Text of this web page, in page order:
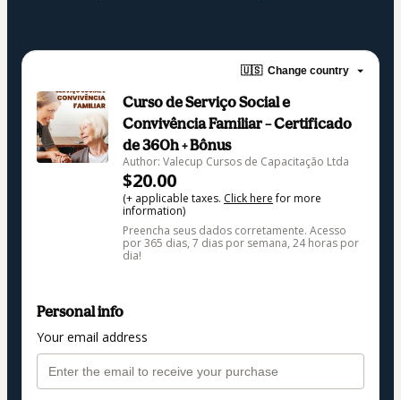
🇺🇸 Change country
Curso de Serviço Social e
Convivência Familiar – Certificado
de 360h + Bônus
Author: Valecup Cursos de Capacitação Ltda
$20.00
(+ applicable taxes. Click herefor more
information)
Preencha seus dados corretamente. Acesso
por 365 dias, 7 dias por semana, 24 horas por
dia!
Personal info
Your email address